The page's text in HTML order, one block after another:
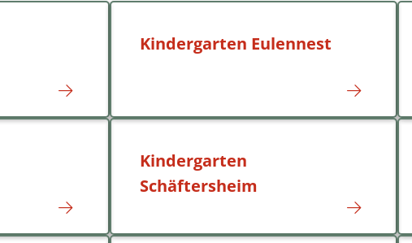
Kindergarten Eulennest
Kindergarten
Schäftersheim